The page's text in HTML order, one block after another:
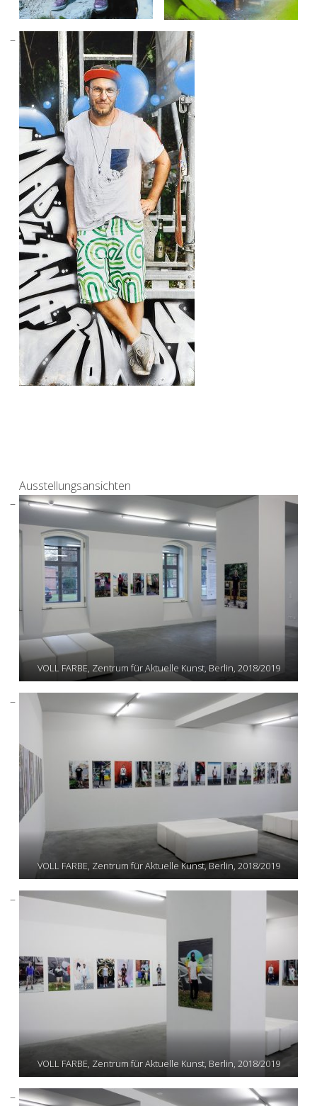
Ausstellungsansichten
VOLL FARBE, Zentrum für Aktuelle Kunst, Berlin, 2018/2019
VOLL FARBE, Zentrum für Aktuelle Kunst, Berlin, 2018/2019
VOLL FARBE, Zentrum für Aktuelle Kunst, Berlin, 2018/2019